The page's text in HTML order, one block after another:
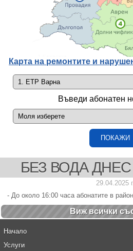
Карта на ремонтите и
Въведи абонатен
БЕЗ ВОДА
29.04.2025
- До около 16:00 часа абонатите в
Виж всички
Начало
Услуги